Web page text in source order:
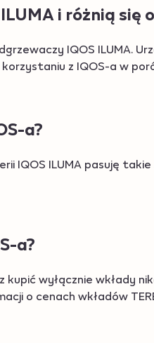
i różnią się
IQOS ILUMA.
z IQOS-a w
a?
IQOS ILUMA pasuję
a?
wyłącznie wkłady
o cenach wkładów